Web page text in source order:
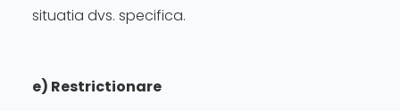
situatia dvs. specifica.
e) Restrictionare